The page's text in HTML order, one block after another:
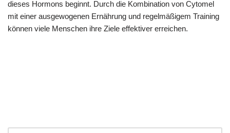
dieses Hormons beginnt. Durch die Kombination von Cytomel
mit einer ausgewogenen Ernährung und regelmäßigem Training
können viele Menschen ihre Ziele effektiver erreichen.